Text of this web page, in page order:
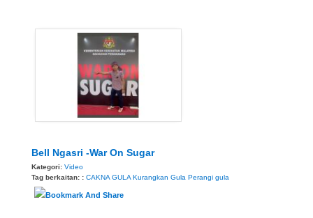
Bell Ngasri -War On Sugar
Kategori: Video
Tag berkaitan: : CAKNA GULA Kurangkan Gula Perangi gula